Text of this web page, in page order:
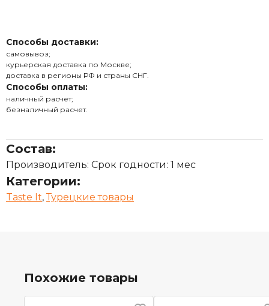
Способы доставки:
самовывоз;
курьерская доставка по Москве;
доставка в регионы РФ и страны СНГ.
Способы оплаты:
наличный расчет;
безналичный расчет.
Состав:
Производитель: Срок годности: 1 мес
Категории:
Taste It,Турецкие товары
Похожие товары